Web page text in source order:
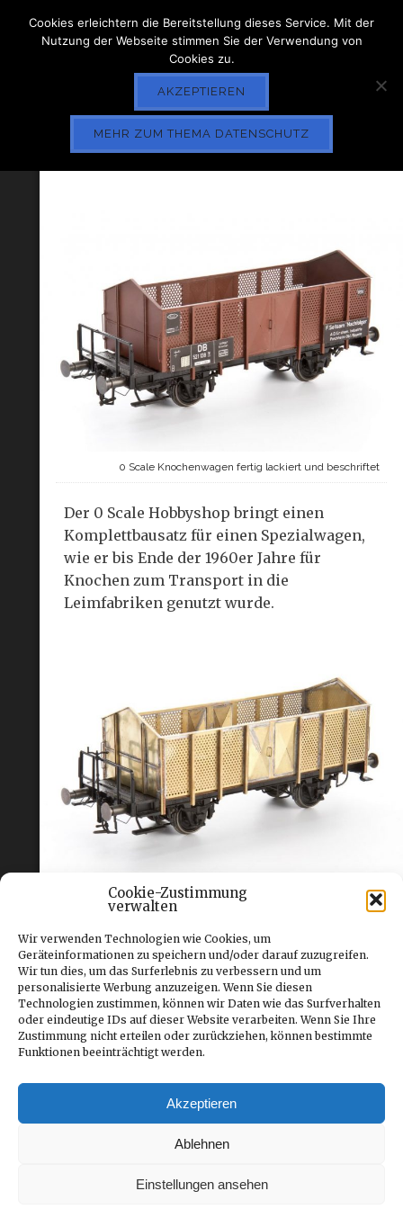
Cookie-Zustimmung
verwalten
Wir verwenden Technologien wie Cookies, um
Geräteinformationen zu speichern und/oder darauf zuzugreifen.
Wir tun dies, um das Surferlebnis zu verbessern und um
personalisierte Werbung anzuzeigen. Wenn Sie diesen
Technologien zustimmen, können wir Daten wie das Surfverhalten
oder eindeutige IDs auf dieser Website verarbeiten. Wenn Sie Ihre
Zustimmung nicht erteilen oder zurückziehen, können bestimmte
Funktionen beeinträchtigt werden.
Akzeptieren
Ablehnen
Einstellungen ansehen
KNOCHENWAGEN
0 Scale Knochenwagen fertig lackiert und beschriftet
Der 0 Scale Hobbyshop bringt einen
Komplettbausatz für einen Spezialwagen,
wie er bis Ende der 1960er Jahre für
Knochen zum Transport in die
Leimfabriken genutzt wurde.
0 Scale: Knochenwagen Bausatz aus Messingätzteilen
Das Untergestell kommt fahrfertig und
besteht aus einem Dora Fahrgestell. Der
Aufbau besteht aus Messingätzteilen und -
profilen. Der Komplettbausatz kostet 118,-
Euro. Inzwischen gibt es auch ein
zusätzliches Dach für den Wagen. Es
besteht ebenfalls aus Messing und kostet
www.0-scale-hobbyshop.de
Kommentarfunktion ist geschlossen.
Cookies erleichtern die Bereitstellung dieses Service. Mit der
Nutzung der Webseite stimmen Sie der Verwendung von
Cookies zu.
AKZEPTIEREN
MEHR ZUM THEMA DATENSCHUTZ